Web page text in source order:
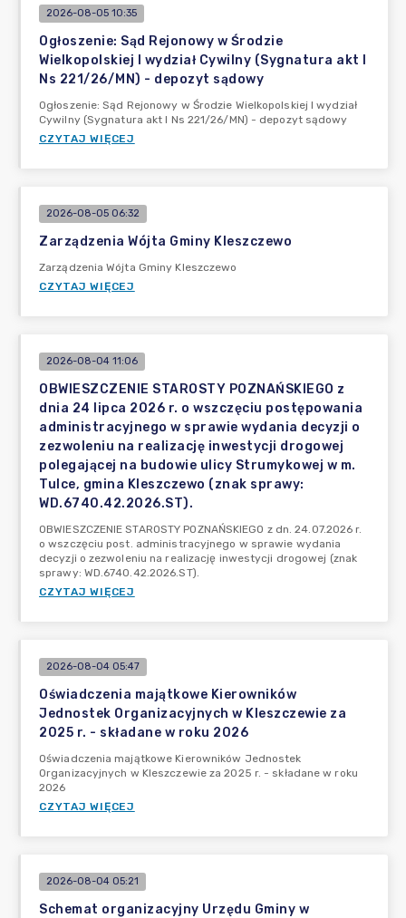
2026-08-05 10:35
Ogłoszenie: Sąd Rejonowy w Środzie
Wielkopolskiej I wydział Cywilny (Sygnatura akt I
Ns 221/26/MN) - depozyt sądowy
Ogłoszenie: Sąd Rejonowy w Środzie Wielkopolskiej I wydział
Cywilny (Sygnatura akt I Ns 221/26/MN) - depozyt sądowy
CZYTAJ WIĘCEJ
2026-08-05 06:32
Zarządzenia Wójta Gminy Kleszczewo
Zarządzenia Wójta Gminy Kleszczewo
CZYTAJ WIĘCEJ
2026-08-04 11:06
OBWIESZCZENIE STAROSTY POZNAŃSKIEGO z
dnia 24 lipca 2026 r. o wszczęciu postępowania
administracyjnego w sprawie wydania decyzji o
zezwoleniu na realizację inwestycji drogowej
polegającej na budowie ulicy Strumykowej w m.
Tulce, gmina Kleszczewo (znak sprawy:
WD.6740.42.2026.ST).
OBWIESZCZENIE STAROSTY POZNAŃSKIEGO z dn. 24.07.2026 r.
o wszczęciu post. administracyjnego w sprawie wydania
decyzji o zezwoleniu na realizację inwestycji drogowej (znak
sprawy: WD.6740.42.2026.ST).
CZYTAJ WIĘCEJ
2026-08-04 05:47
Oświadczenia majątkowe Kierowników
Jednostek Organizacyjnych w Kleszczewie za
2025 r. - składane w roku 2026
Oświadczenia majątkowe Kierowników Jednostek
Organizacyjnych w Kleszczewie za 2025 r. - składane w roku
2026
CZYTAJ WIĘCEJ
2026-08-04 05:21
Schemat organizacyjny Urzędu Gminy w